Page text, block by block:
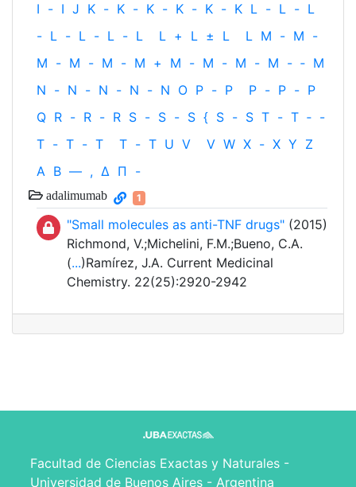
I - I J K - K - K - K - K - K L - L - L
- L - L - L - L L + L ± L L M - M -
M - M - M - M + M - M - M - M - ‐ M
N - N - N - N - N O P - P P - P - P
Q R - R - R S - S - S { S - S T - T ‐ -
T - T - T T - T U V V W X - X Y Z
Α Β — , Δ Π -
adalimumab 1
"Small molecules as anti-TNF drugs" (2015)
Richmond, V.;Michelini, F.M.;Bueno, C.A.
(...)Ramírez, J.A. Current Medicinal
Chemistry. 22(25):2920-2942
Facultad de Ciencias Exactas y Naturales -
Universidad de Buenos Aires - Argentina